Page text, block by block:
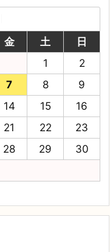
金 土
日
1
2
7 8
9
14 15
16
21 22
23
28 29
30